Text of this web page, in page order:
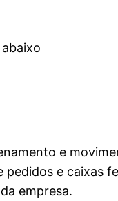
e
pedidos e caixas
empresa.